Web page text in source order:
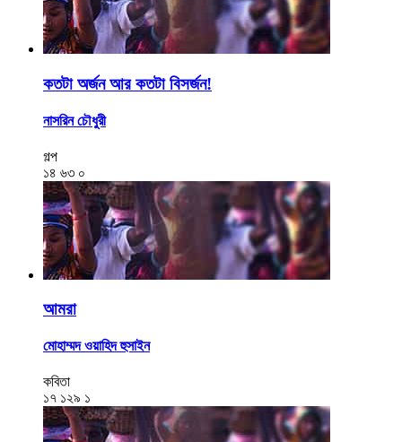
কতটা অর্জন আর কতটা বিসর্জন!
নাসরিন চৌধুরী
গল্প
১৪ ৬৩ ০
আমরা
মোহাম্মদ ওয়াহিদ হুসাইন
কবিতা
১৭ ১২৯ ১